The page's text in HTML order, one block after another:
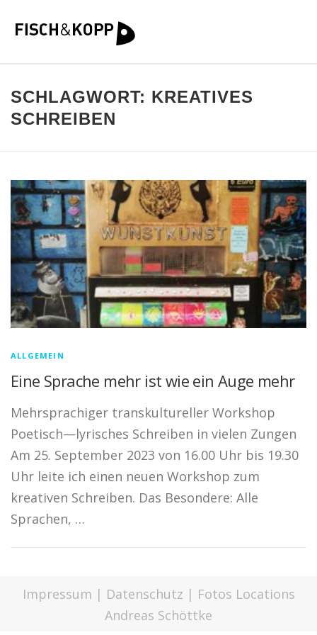
SCHLAGWORT: KREATIVES
SCHREIBEN
ALLGEMEIN
Eine Sprache mehr ist wie ein Auge mehr
Mehrsprachiger transkultureller Workshop
Poetisch—lyrisches Schreiben in vielen Zungen
Am 25. September 2023 von 16.00 Uhr bis 19.30
Uhr leite ich einen neuen Workshop zum
kreativen Schreiben. Das Besondere: Alle
Sprachen, …
Impressum | Datenschutz | Fotos Locations
Andreas Schöttke